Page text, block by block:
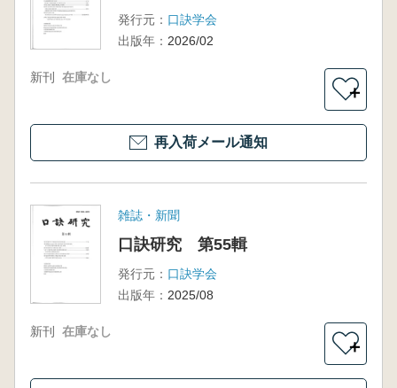
発行元： 口訣学会
出版年： 2026/02
新刊 在庫なし
＋
再入荷メール通知
雑誌・新聞
口訣研究 第55輯
発行元： 口訣学会
出版年： 2025/08
新刊 在庫なし
＋